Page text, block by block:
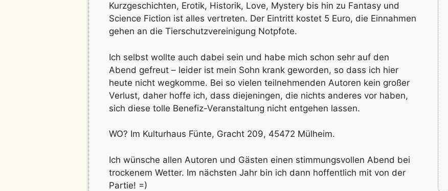
Kurzgeschichten, Erotik, Historik, Love, Mystery bis hin zu Fantasy und
Science Fiction ist alles vertreten. Der Eintritt kostet 5 Euro, die Einnahmen
gehen an die Tierschutzvereinigung Notpfote.
Ich selbst wollte auch dabei sein und habe mich schon sehr auf den
Abend gefreut – leider ist mein Sohn krank geworden, so dass ich hier
heute nicht wegkomme. Bei so vielen teilnehmenden Autoren kein großer
Verlust, daher hoffe ich, dass diejeningen, die nichts anderes vor haben,
sich diese tolle Benefiz-Veranstaltung nicht entgehen lassen.
WO? Im Kulturhaus Fünte, Gracht 209, 45472 Mülheim.
Ich wünsche allen Autoren und Gästen einen stimmungsvollen Abend bei
trockenem Wetter. Im nächsten Jahr bin ich dann hoffentlich mit von der
Partie! =)